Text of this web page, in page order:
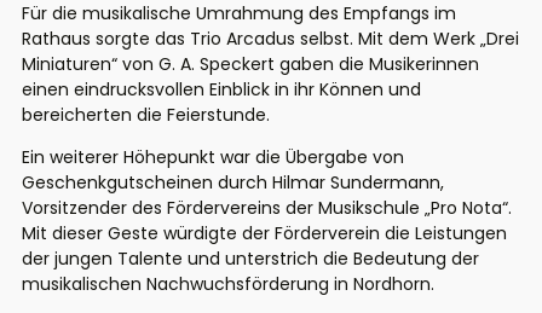
Für die musikalische Umrahmung des Empfangs im
Rathaus sorgte das Trio Arcadus selbst. Mit dem Werk „Drei
Miniaturen“ von G. A. Speckert gaben die Musikerinnen
einen eindrucksvollen Einblick in ihr Können und
bereicherten die Feierstunde.
Ein weiterer Höhepunkt war die Übergabe von
Geschenkgutscheinen durch Hilmar Sundermann,
Vorsitzender des Fördervereins der Musikschule „Pro Nota“.
Mit dieser Geste würdigte der Förderverein die Leistungen
der jungen Talente und unterstrich die Bedeutung der
musikalischen Nachwuchsförderung in Nordhorn.